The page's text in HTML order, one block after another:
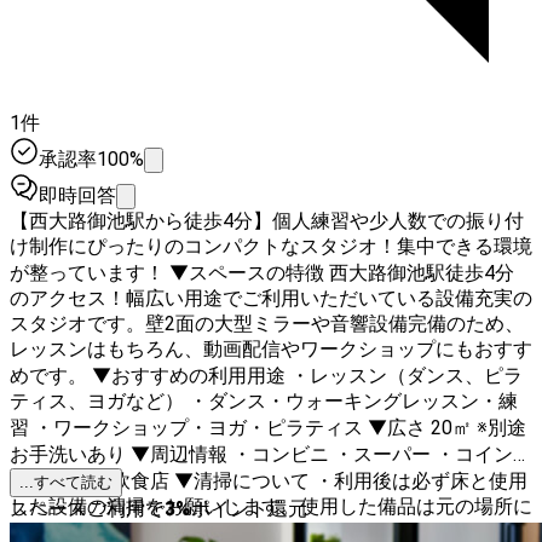
1件
承認率100%
即時回答
【西大路御池駅から徒歩4分】個人練習や少人数での振り付
け制作にぴったりのコンパクトなスタジオ！集中できる環境
が整っています！ ▼スペースの特徴 西大路御池駅徒歩4分
のアクセス！幅広い用途でご利用いただいている設備充実の
スタジオです。壁2面の大型ミラーや音響設備完備のため、
レッスンはもちろん、動画配信やワークショップにもおすす
めです。 ▼おすすめの利用用途 ・レッスン（ダンス、ピラ
ティス、ヨガなど） ・ダンス・ウォーキングレッスン・練
習 ・ワークショップ・ヨガ・ピラティス ▼広さ 20㎡ ※別途
お手洗いあり ▼周辺情報 ・コンビニ ・スーパー ・コインパ
ーキング ・飲食店 ▼清掃について ・利用後は必ず床と使用
した設備の清掃をお願いします。使用した備品は元の場所に
お戻しください。ゴミは全てお持ち帰りください。 ▼禁止
...すべて読む
スペースご利用で3%ポイント還元